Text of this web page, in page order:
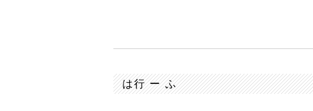
は行 ー ふ